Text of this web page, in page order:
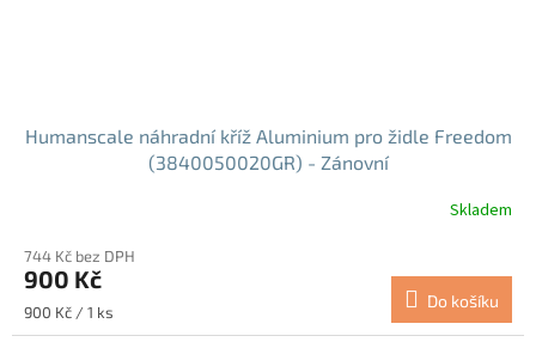
Humanscale náhradní kříž Aluminium pro židle Freedom
(3840050020GR) - Zánovní
Skladem
744 Kč bez DPH
900 Kč
Měrná
cena:
900 Kč / 1 ks
Do košíku